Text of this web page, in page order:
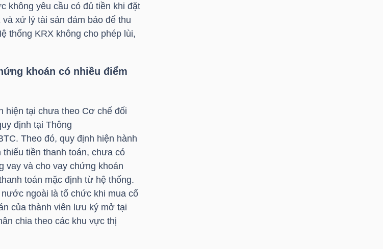
không yêu cầu có đủ tiền khi đặt
xử lý tài sản đảm bảo để thu
thống KRX không cho phép lùi,
khoán có nhiều điểm
hiện tại chưa theo Cơ chế đối
định tại Thông
. Theo đó, quy định hiện hành
tiền thanh toán, chưa có
vay và cho vay chứng khoán
toán mặc định từ hệ thống.
ngoài là tổ chức khi mua cổ
của thành viên lưu ký mở tại
chia theo các khu vực thị